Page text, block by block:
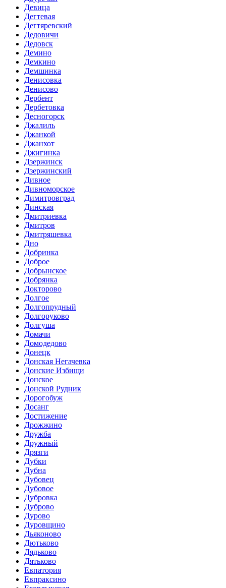
Девица
Дегтевая
Дегтяревский
Дедовичи
Дедовск
Демино
Демкино
Демшинка
Денисовка
Денисово
Дербент
Дербетовка
Десногорск
Джалиль
Джанкой
Джанхот
Джигинка
Дзержинск
Дзержинский
Дивное
Дивноморское
Димитровград
Динская
Дмитриевка
Дмитров
Дмитряшевка
Дно
Добринка
Доброе
Добрынское
Добрянка
Докторово
Долгое
Долгопрудный
Долгоруково
Долгуша
Домачи
Домодедово
Донецк
Донская Негачевка
Донские Избищи
Донское
Донской Рудник
Дорогобуж
Досанг
Достижение
Дрожжино
Дружба
Дружный
Дрязги
Дубки
Дубна
Дубовец
Дубовое
Дубровка
Дуброво
Дурово
Дуровщино
Дьяконово
Дютьково
Дядьково
Дятьково
Евпатория
Евпраксино